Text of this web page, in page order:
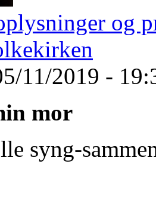
og
11/2019 -
mor
syng-